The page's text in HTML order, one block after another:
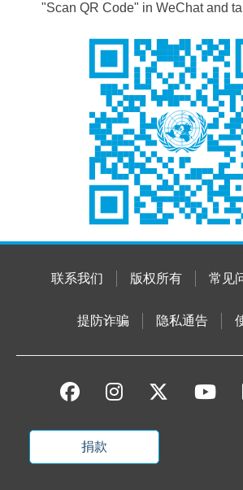
"Scan QR Code" in WeChat and
联系我们 版权所有 常见
提防诈骗 隐私通告
捐款